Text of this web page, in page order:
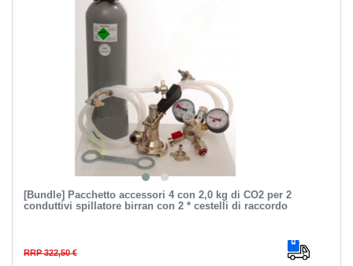
[Bundle] Pacchetto accessori 4 con 2,0 kg di CO2 per 2
conduttivi spillatore birran con 2 * cestelli di raccordo
RRP 322,50 €